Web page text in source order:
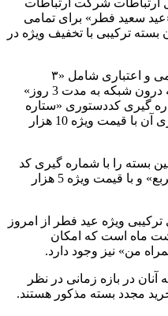
سعید فطر» برای تمامی
بسته ترکیبی با تخفیف ویژه در
این بسته ترکیبی برای مشترکان دائمی و اعتباری شامل «۳
گیگابایت اینترنت و ۳ ساعت مکالمه درون شبکه به مدت 3 روز»
گیری کددستوری «ستاره
100 ستاره 67 مربع نسبت به خریداری آن با قیمت ویژه 10 هزار
بسته را با شماره گیری کد
دستوری «ستاره 100 ستاره 6671 مربع» و با قیمت ویژه 5 هزار
ویژه عید فطر از امروز
ماه تا 14 اردیبهشت ماه است که امکان
من» نیز وجود دارد.
در بازه زمانی در نظر
مجدد بسته مذکور هستند.